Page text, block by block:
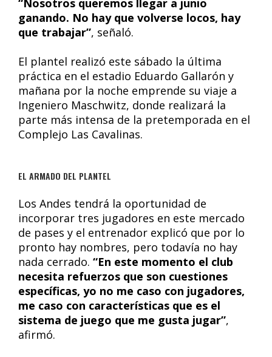
“Nosotros queremos llegar a junio
ganando. No hay que volverse locos, hay
que trabajar”, señaló.
El plantel realizó este sábado la última
práctica en el estadio Eduardo Gallarón y
mañana por la noche emprende su viaje a
Ingeniero Maschwitz, donde realizará la
parte más intensa de la pretemporada en el
Complejo Las Cavalinas.
EL ARMADO DEL PLANTEL
Los Andes tendrá la oportunidad de
incorporar tres jugadores en este mercado
de pases y el entrenador explicó que por lo
pronto hay nombres, pero todavía no hay
nada cerrado. “En este momento el club
necesita refuerzos que son cuestiones
específicas, yo no me caso con jugadores,
me caso con características que es el
sistema de juego que me gusta jugar”,
afirmó.